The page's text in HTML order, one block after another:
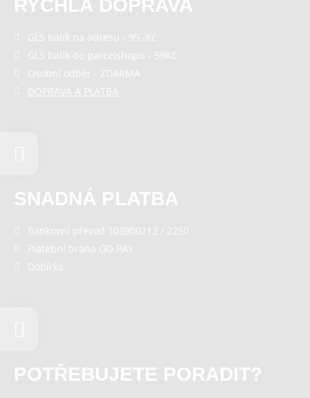
RYCHLÁ DOPRAVA
GLS balík na adresu - 99,-Kč
GLS balík do parcelshopu - 59Kč
Osobní odběr - ZDARMA
DOPRAVA A PLATBA
SNADNÁ PLATBA
Bankovní převod 103900212 / 2250
Platební brána GO PAY
Dobírka
POTŘEBUJETE PORADIT?